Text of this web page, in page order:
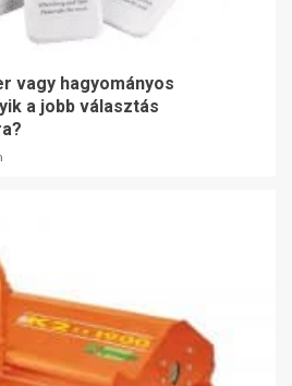
vagy hagyományos
a jobb választás